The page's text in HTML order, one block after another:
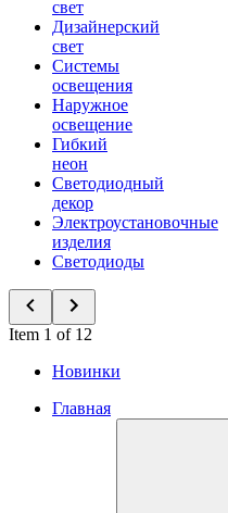
свет
Дизайнерский
свет
Системы
освещения
Наружное
освещение
Гибкий
неон
Светодиодный
декор
Электроустановочные
изделия
Светодиоды
Item 1 of 12
Новинки
Главная